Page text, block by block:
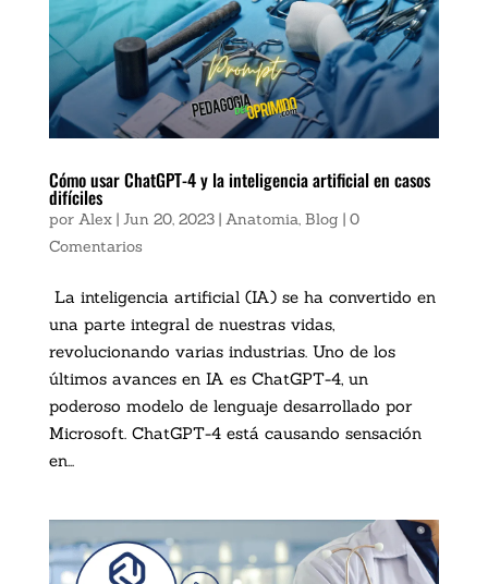
Cómo usar ChatGPT-4 y la inteligencia artificial en casos
difíciles
por Alex| Jun 20, 2023| Anatomia, Blog | 0
Comentarios
La inteligencia artificial (IA) se ha convertido en
una parte integral de nuestras vidas,
revolucionando varias industrias. Uno de los
últimos avances en IA es ChatGPT-4, un
poderoso modelo de lenguaje desarrollado por
Microsoft. ChatGPT-4 está causando sensación
en...